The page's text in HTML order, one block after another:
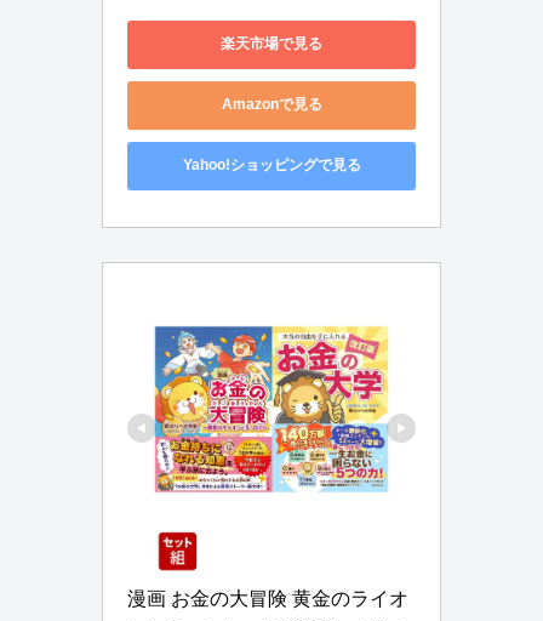
楽天市場で見る
Amazonで見る
Yahoo!ショッピングで見る
漫画 お金の大冒険 黄金のライオ